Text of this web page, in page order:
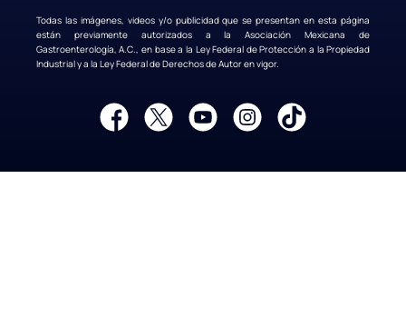
Todas las imágenes, videos y/o publicidad que se presentan en esta página
están previamente autorizados a la Asociación Mexicana de
Gastroenterología, A.C., en base a la Ley Federal de Protección a la Propiedad
Industrial y a la Ley Federal de Derechos de Autor en vigor.